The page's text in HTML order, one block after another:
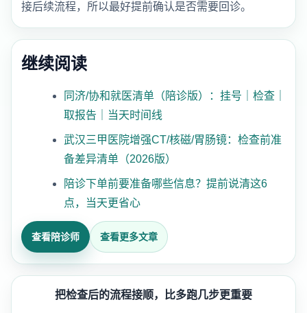
接后续流程，所以最好提前确认是否需要回诊。
继续阅读
同济/协和就医清单（陪诊版）：挂号｜检查｜
取报告｜当天时间线
武汉三甲医院增强CT/核磁/胃肠镜：检查前准
备差异清单（2026版）
陪诊下单前要准备哪些信息？提前说清这6
点，当天更省心
查看陪诊师 查看更多文章
把检查后的流程接顺，比多跑几步更重要